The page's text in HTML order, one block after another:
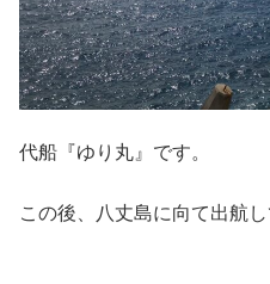
代船『ゆり丸』です。
この後、八丈島に向て出航し